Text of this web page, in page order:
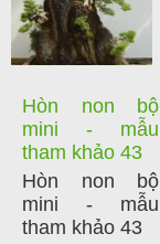
Hòn non bộ
mini - mẫu
tham khảo 43
Hòn non bộ
mini - mẫu
tham khảo 43